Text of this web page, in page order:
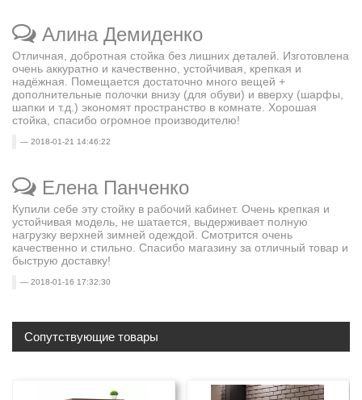
Алина Демиденко
Отличная, добротная стойка без лишних деталей. Изготовлена
очень аккуратно и качественно, устойчивая, крепкая и
надёжная. Помещается достаточно много вещей +
дополнительные полочки внизу (для обуви) и вверху (шарфы,
шапки и т.д.) экономят пространство в комнате. Хорошая
стойка, спасибо огромное производителю!
2018-01-21 14:46:22
Елена Панченко
Купили себе эту стойку в рабочий кабинет. Очень крепкая и
устойчивая модель, не шатается, выдерживает полную
нагрузку верхней зимней одеждой. Смотрится очень
качественно и стильно. Спасибо магазину за отличный товар и
быструю доставку!
2018-01-16 17:32:30
Сопутствующие товары